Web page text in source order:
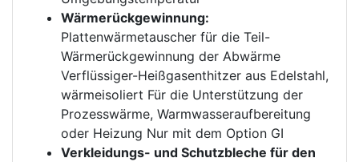
Wärmerückgewinnung:
Plattenwärmetauscher für die Teil-
Wärmerückgewinnung der Abwärme
Verflüssiger-Heißgasenthitzer aus Edelstahl,
wärmeisoliert Für die Unterstützung der
Prozesswärme, Warmwasseraufbereitung
oder Heizung Nur mit dem Option GI
Verkleidungs- und Schutzbleche für den